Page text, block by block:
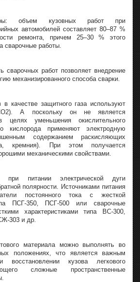
объем кузовных работ при
автомобилей составляет 80–87 %
ремонта, причем 25–30 % этого
сварочные работы.
сварочных работ позволяет внедрение
механизированного способа сварки.
в качестве защитного газа используют
А поскольку он не является
уменьшения окислительного
кислорода применяют электродную
содержанием раскисляющих
кремния). При этом получается
механическими свойствами.
при питании электрической дуги
полярности. Источниками питания
постоянного тока с жесткой
ПСГ-350, ПСГ-500 или сварочные
характеристиками типа ВС-300,
303 и др.
материала можно выполнять во
положениях, что является важным
восстановлении кузова легкового
сложные пространственные